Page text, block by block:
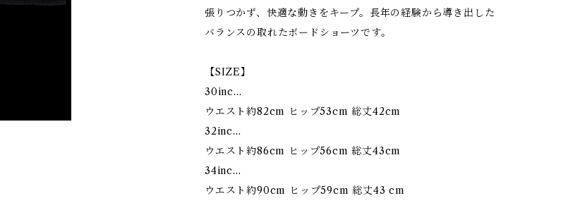
張りつかず、快適な動きをキープ。長年の経験から導き出した
バランスの取れたボードショーツです。
【SIZE】
30inc…
ウエスト約82cm ヒップ53cm 総丈42cm
32inc...
ウエスト約86cm ヒップ56cm 総丈43cm
34inc...
ウエスト約90cm ヒップ59cm 総丈43 cm